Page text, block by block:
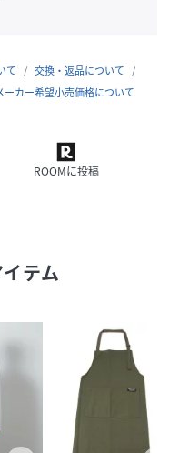
て
交換・返品について
ーカー希望小売価格について
ROOMに投稿
テム